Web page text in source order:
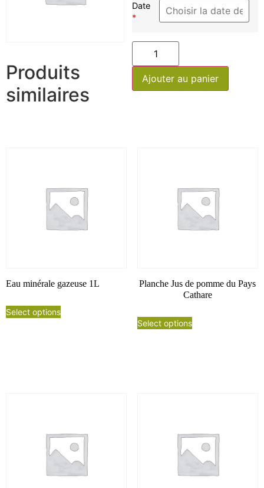
Date
*
Ajouter au panier
Produits
similaires
Eau minérale gazeuse 1L
Select options
Planche Jus de pomme du Pays
Cathare
Select options